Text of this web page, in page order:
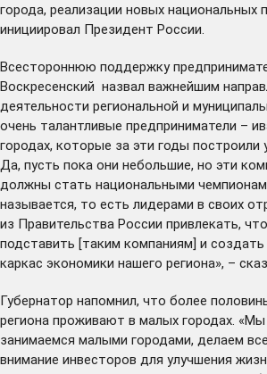
города, реализации новых национальных
инициировал Президент России.
Всестороннюю поддержку
Воскресенский назвал важнейшим
деятельности региональной и
очень талантливые предприниматели –
городах, которые за эти годы построили
Да, пусть пока они небольшие, но эти
должны стать национальными
называется, то есть лидерами в своих
из Правительства России привлекать,
подставить [таким компаниям] и
каркас экономики нашего региона», –
Губернатор напомнил, что более
региона проживают в малых городах.
занимаемся малыми городами, делаем
внимание инвесторов для улучшения